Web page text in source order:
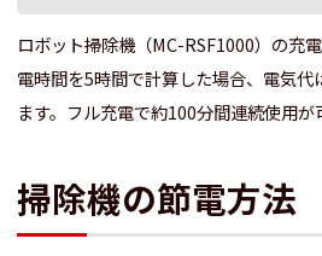
ロボット掃除機（MC-RSF1000）の充
電時間を5時間で計算した場合、電気代
ます。フル充電で約100分間連続使用が
掃除機の節電方法